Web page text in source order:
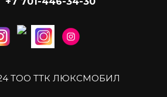
ТОО ТТК ЛЮКСМОБИЛ